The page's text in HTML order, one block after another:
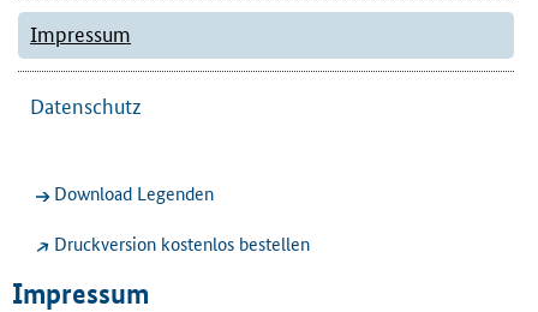
Impressum
Datenschutz
Download Legenden
Druckversion kostenlos bestellen
Impressum